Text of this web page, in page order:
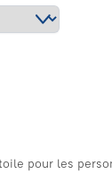
pour les